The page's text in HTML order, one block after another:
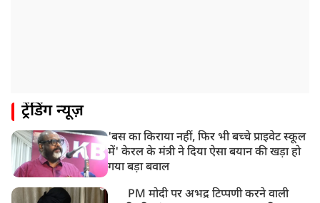
ट्रेंडिंग न्यूज़
'बस का किराया नहीं, फिर भी बच्चे प्राइवेट स्कूल
में' केरल के मंत्री ने दिया ऐसा बयान की खड़ा हो
गया बड़ा बवाल
PM मोदी पर अभद्र टिप्पणी करने वाली